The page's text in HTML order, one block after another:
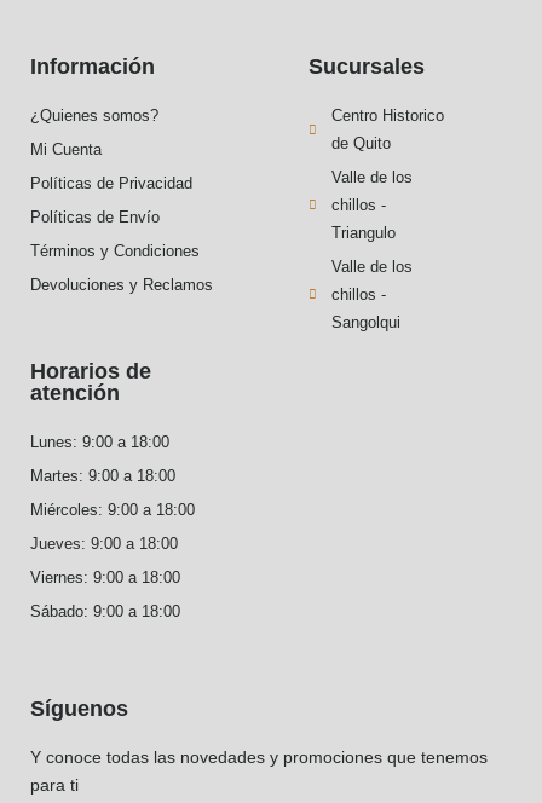
Información
¿Quienes somos?
Mi Cuenta
Políticas de Privacidad
Políticas de Envío
Términos y Condiciones
Devoluciones y Reclamos
Sucursales
Centro Historico
de Quito
Valle de los
chillos -
Triangulo
Valle de los
chillos -
Sangolqui
Horarios de
atención
Lunes: 9:00 a 18:00
Martes: 9:00 a 18:00
Miércoles: 9:00 a 18:00
Jueves: 9:00 a 18:00
Viernes: 9:00 a 18:00
Sábado: 9:00 a 18:00
Síguenos
Y conoce todas las novedades y promociones que tenemos
para ti